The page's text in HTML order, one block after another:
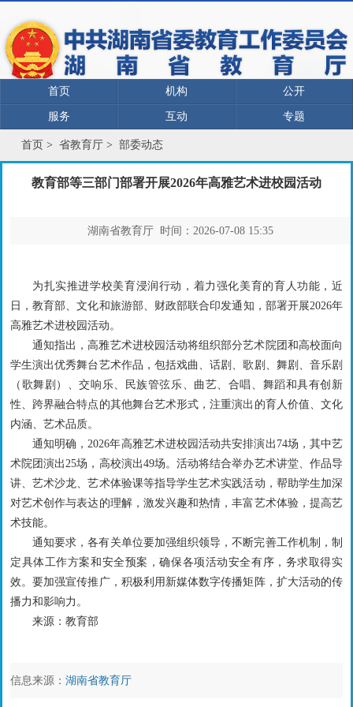
首页 机构 公开
服务 互动 专题
首页 > 省教育厅 > 部委动态
教育部等三部门部署开展2026年高雅艺术进校园活动
湖南省教育厅 时间：2026-07-08 15:35
为扎实推进学校美育浸润行动，着力强化美育的育人功能，近
日，教育部、文化和旅游部、财政部联合印发通知，部署开展2026年
高雅艺术进校园活动。
通知指出，高雅艺术进校园活动将组织部分艺术院团和高校面向
学生演出优秀舞台艺术作品，包括戏曲、话剧、歌剧、舞剧、音乐剧
（歌舞剧）、交响乐、民族管弦乐、曲艺、合唱、舞蹈和具有创新
性、跨界融合特点的其他舞台艺术形式，注重演出的育人价值、文化
内涵、艺术品质。
通知明确，2026年高雅艺术进校园活动共安排演出74场，其中艺
术院团演出25场，高校演出49场。活动将结合举办艺术讲堂、作品导
讲、艺术沙龙、艺术体验课等指导学生艺术实践活动，帮助学生加深
对艺术创作与表达的理解，激发兴趣和热情，丰富艺术体验，提高艺
术技能。
通知要求，各有关单位要加强组织领导，不断完善工作机制，制
定具体工作方案和安全预案，确保各项活动安全有序，务求取得实
效。要加强宣传推广，积极利用新媒体数字传播矩阵，扩大活动的传
播力和影响力。
来源：教育部
信息来源： 湖南省教育厅